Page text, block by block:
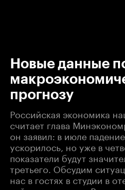
Новые данные
прогнозу
Российская экономика
считает глава
он заявил: в июле
ускорилось, но уже в
показатели будут
третьего. Обсудим
нас в гостях в студии в